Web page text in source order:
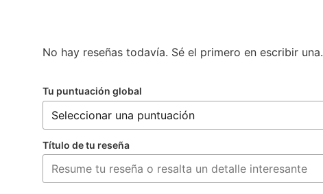
No hay reseñas todavía. Sé el primero en escribir una.
Tu puntuación global
Título de tu reseña